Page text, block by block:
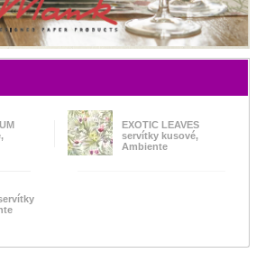
EXOTIC LEAVES
servítky kusové,
Ambiente